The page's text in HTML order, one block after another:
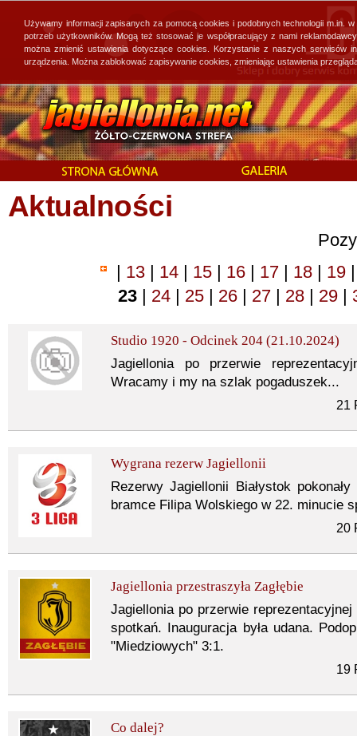
Aktualności
| 13 | 14 | 15 | 16 | 17 | 18 | 19 |
23 | 24 | 25 | 26 | 27 | 28 | 29 |
Studio 1920 - Odcinek 204 (21.10.2024)
Jagiellonia po przerwie
Wracamy i my na szlak pogaduszek...
21
Wygrana rezerw Jagiellonii
Rezerwy Jagiellonii Białystok
bramce Filipa Wolskiego w 22. minucie
20
Jagiellonia przestraszyła Zagłębie
Jagiellonia po przerwie
spotkań. Inauguracja była udana.
"Miedziowych" 3:1.
19
Co dalej?
Używamy informacji zapisanych za pomocą cookies i podobnych technologii
potrzeb użytkowników. Mogą też stosować je współpracujący z nami
można zmienić ustawienia dotyczące cookies. Korzystanie z naszych
urządzenia. Można zablokować zapisywanie cookies, zmieniając ustawienia